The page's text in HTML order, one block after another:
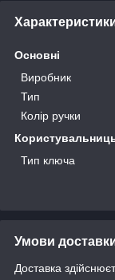
Основні
Виробник
Тип
Колір ручки
Тип ключа
Умови
Доставка